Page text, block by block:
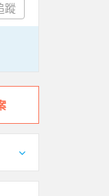
蹤